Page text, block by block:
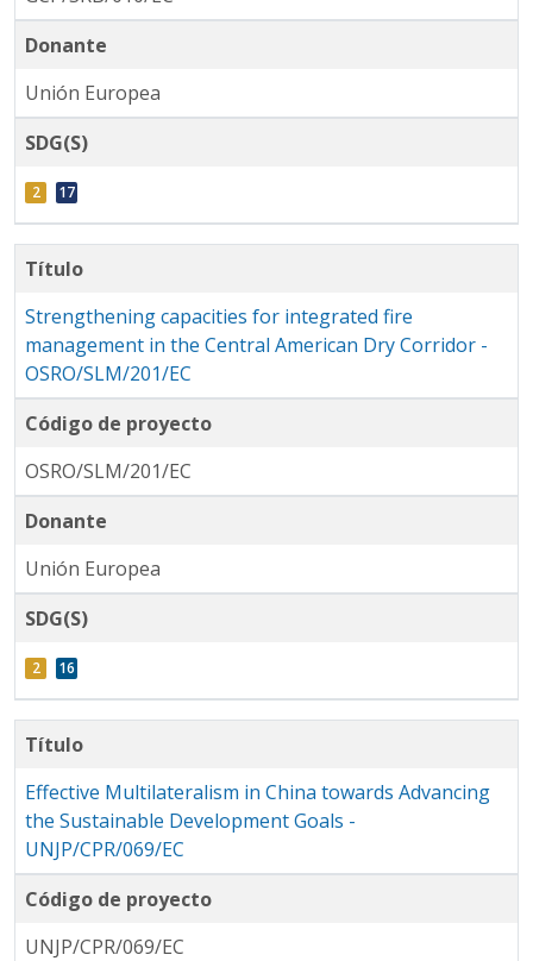
Donante
Unión Europea
SDG(S)
Título
Strengthening capacities for integrated fire
management in the Central American Dry Corridor -
OSRO/SLM/201/EC
Código de proyecto
OSRO/SLM/201/EC
Donante
Unión Europea
SDG(S)
Título
Effective Multilateralism in China towards Advancing
the Sustainable Development Goals -
UNJP/CPR/069/EC
Código de proyecto
UNJP/CPR/069/EC